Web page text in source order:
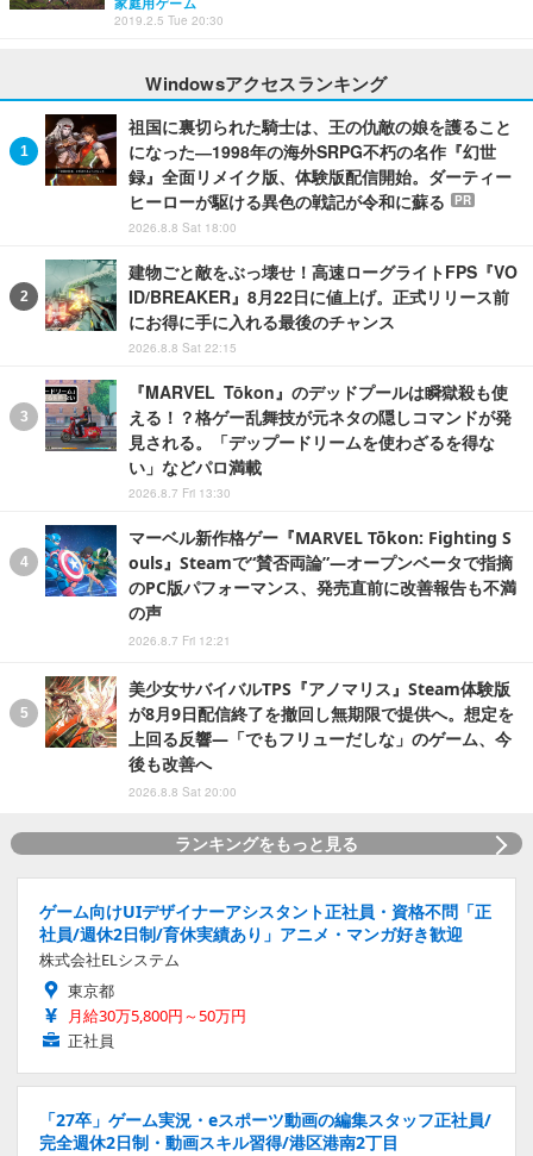
2019.2.5 Tue 20:30
Windowsアクセスランキング
祖国に裏切られた騎士は、王の仇敵の娘を護ること
になった―1998年の海外SRPG不朽の名作『幻世
録』全面リメイク版、体験版配信開始。ダーティー
ヒーローが駆ける異色の戦記が令和に蘇る
PR
2026.8.8 Sat 18:00
建物ごと敵をぶっ壊せ！高速ローグライトFPS『VO
ID/BREAKER』8月22日に値上げ。正式リリース前
にお得に手に入れる最後のチャンス
2026.8.8 Sat 22:15
『MARVEL Tōkon』のデッドプールは瞬獄殺も使
える！？格ゲー乱舞技が元ネタの隠しコマンドが発
見される。「デップードリームを使わざるを得な
い」などパロ満載
2026.8.7 Fri 13:30
マーベル新作格ゲー『MARVEL Tōkon: Fighting S
ouls』Steamで“賛否両論”―オープンベータで指摘
のPC版パフォーマンス、発売直前に改善報告も不満
の声
2026.8.7 Fri 12:21
美少女サバイバルTPS『アノマリス』Steam体験版
が8月9日配信終了を撤回し無期限で提供へ。想定を
上回る反響―「でもフリューだしな」のゲーム、今
後も改善へ
2026.8.8 Sat 20:00
ランキングをもっと見る
ゲーム向けUIデザイナーアシスタント正社員・資格不問「正
社員/週休2日制/育休実績あり」アニメ・マンガ好き歓迎
株式会社ELシステム
東京都
月給30万5,800円～50万円
正社員
「27卒」ゲーム実況・eスポーツ動画の編集スタッフ正社員/
完全週休2日制・動画スキル習得/港区港南2丁目